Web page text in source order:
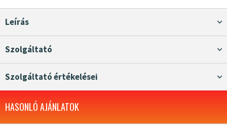
Leírás
Szolgáltató
Szolgáltató értékelései
HASONLÓ AJÁNLATOK